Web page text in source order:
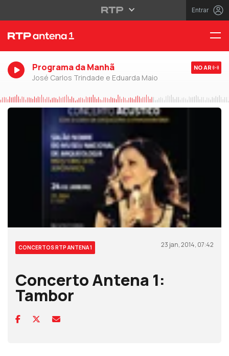
Entrar
Programa da Manhã
José Carlos Trindade e Eduarda Maio
NO AR
CONCERTOS RTP ANTENA 1 23 jan, 2014, 07:42
Concerto Antena 1:
Tambor